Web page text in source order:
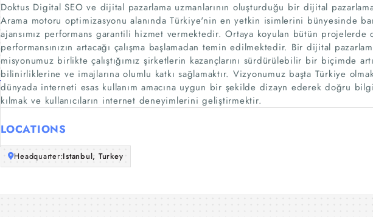
Doktus Digital SEO ve dijital pazarlama uzmanlarının oluşturduğu bir dijital pazarlama
Arama motoru optimizasyonu alanında Türkiye'nin en yetkin isimlerini bünyesinde
ajansımız performans garantili hizmet vermektedir. Ortaya koyulan bütün projelerde
performansınızın artacağı çalışma başlamadan temin edilmektedir. Bir dijital
misyonumuz birlikte çalıştığımız şirketlerin kazançlarını sürdürülebilir bir biçimde
bilinirliklerine ve imajlarına olumlu katkı sağlamaktır. Vizyonumuz başta Türkiye
dünyada interneti esas kullanım amacına uygun bir şekilde dizayn ederek doğru
kılmak ve kullanıcıların internet deneyimlerini geliştirmektir.
LOCATIONS
Headquarter:Istanbul, Turkey